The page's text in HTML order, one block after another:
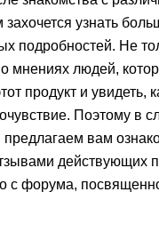
захочется узнать
подробностей. Не
о мнениях людей,
продукт и увидеть,
Поэтому в
вам
действующих
с форума,